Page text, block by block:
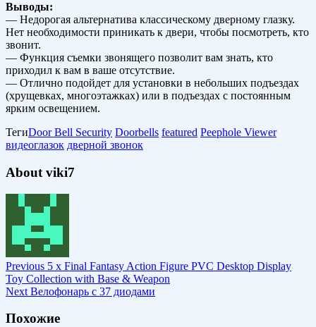
Выводы:
— Недорогая альтернатива классическому дверному глазку.
Нет необходимости приникать к двери, чтобы посмотреть, кто
звонит.
— Функция съемки звонящего позволит вам знать, кто
приходил к вам в ваше отсутствие.
— Отлично подойдет для установки в небольших подъездах
(хрущевках, многоэтажках) или в подъездах с постоянным
ярким освещением.
ТегиDoor Bell Security Doorbells featured Peephole Viewer
видеоглазок дверной звонок
About viki7
Previous 5 x Final Fantasy Action Figure PVC Desktop Display
Toy Collection with Base & Weapon
Next Велофонарь с 37 диодами
Похожие